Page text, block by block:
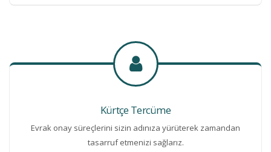
Kürtçe Tercüme
Evrak onay süreçlerini sizin adınıza yürüterek zamandan
tasarruf etmenizi sağlarız.